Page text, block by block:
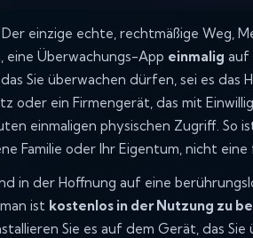
einzige echte, rechtmäßige Weg,
eine Überwachungs-App einmalig auf
Sie überwachen dürfen, sei es das
oder ein Firmengerät, das mit
einmaligen physischen Zugriff. So
Familie oder Ihr Eigentum, nicht eine
in der Hoffnung auf eine
ist kostenlos in der Nutzung zu
Sie es auf dem Gerät, das Sie